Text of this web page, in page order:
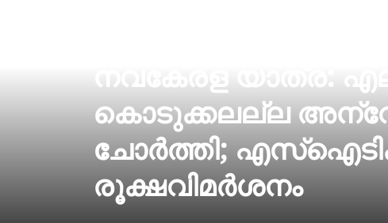
നവകേരള യാത്ര:
കൊടുക്കലല്ല
ചോർത്തി;
രൂക്ഷവിമർശനം